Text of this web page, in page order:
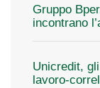
Gruppo
incontrano
Unicredit,
lavoro-